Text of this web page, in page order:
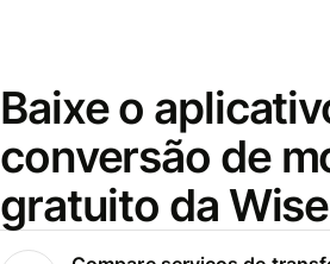
Baixe o
conversão de
gratuito da Wise